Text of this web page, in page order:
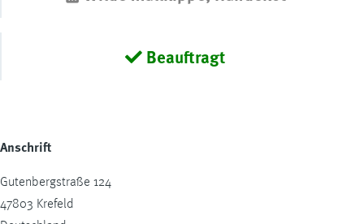
Beauftragt
Anschrift
Gutenbergstraße 124
47803 Krefeld